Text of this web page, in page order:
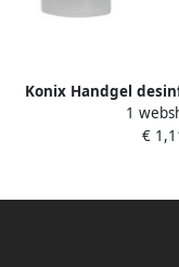
Konix Handgel
1
€